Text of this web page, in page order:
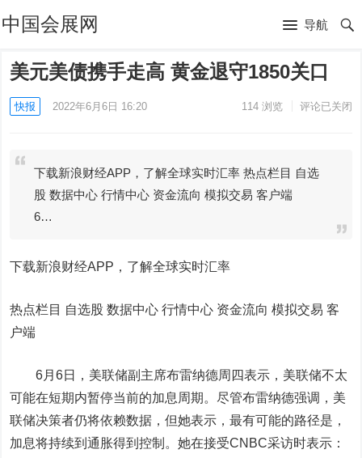
中国会展网 导航
美元美债携手走高 黄金退守1850关口
快报 2022年6月6日 16:20 114浏览 评论已关闭
下载新浪财经APP，了解全球实时汇率 热点栏目 自选
股 数据中心 行情中心 资金流向 模拟交易 客户端
6…
下载新浪财经APP，了解全球实时汇率
热点栏目 自选股 数据中心 行情中心 资金流向 模拟交易 客
户端
6月6日，美联储副主席布雷纳德周四表示，美联储不太
可能在短期内暂停当前的加息周期。尽管布雷纳德强调，美
联储决策者仍将依赖数据，但她表示，最有可能的路径是，
加息将持续到通胀得到控制。她在接受CNBC采访时表示：